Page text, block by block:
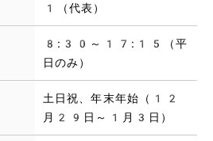
1（代表）
8:30～17:15（平
日のみ）
土日祝、年末年始（12
月29日～1月3日）